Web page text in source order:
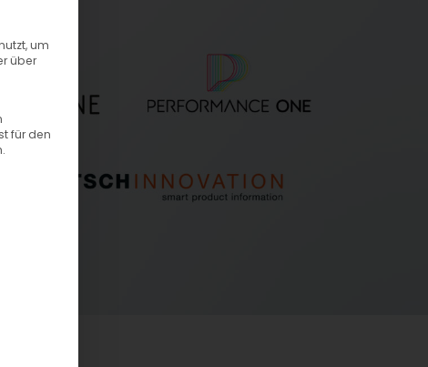
um
über
für den